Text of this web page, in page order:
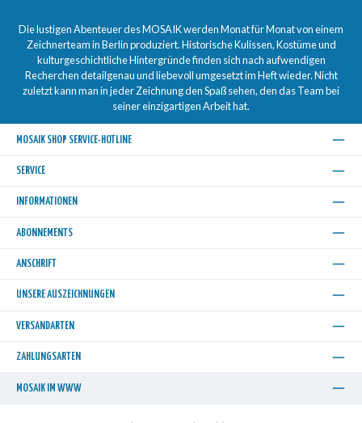
Die lustigen Abenteuer des MOSAIK werden Monat für Monat von einem
Zeichnerteam in Berlin produziert. Historische Kulissen, Kostüme und
kulturgeschichtliche Hintergründe finden sich nach aufwendigen
Recherchen detailgenau und liebevoll umgesetzt im Heft wieder. Nicht
zuletzt kann man in jeder Zeichnung den Spaß sehen, den das Team bei
seiner einzigartigen Arbeit hat.
MOSAIK SHOP SERVICE-HOTLINE
SERVICE
INFORMATIONEN
ABONNEMENTS
ANSCHRIFT
UNSERE AUSZEICHNUNGEN
VERSANDARTEN
ZAHLUNGSARTEN
MOSAIK IM WWW